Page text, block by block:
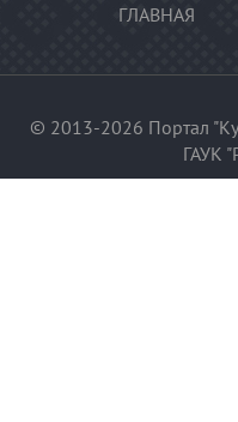
ГЛАВНАЯ
© 2013-2026 Портал
ГАУК